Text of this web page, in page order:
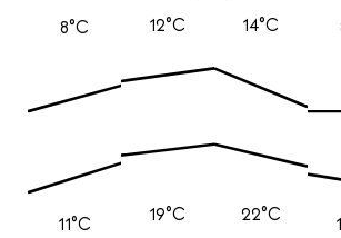
8°C
11°C
12°C
19°C
14°C
22°C